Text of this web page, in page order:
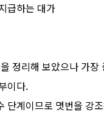
급하는 대가
정리해 보았으나 가
이다.
단계이므로 몃번을 강